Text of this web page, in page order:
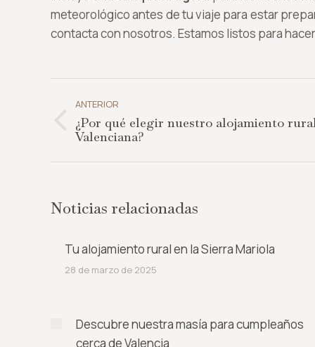
meteorológico antes de tu viaje para estar
contacta con nosotros. Estamos listos para
entre
publicaciones
ANTERIOR
Publicación
¿Por qué elegir nuestro alojamiento
Valenciana?
Noticias relacionadas
Tu alojamiento rural en la Sierra Mariola
28 de marzo de 2025
Descubre nuestra masía para cumpleaños
cerca de Valencia